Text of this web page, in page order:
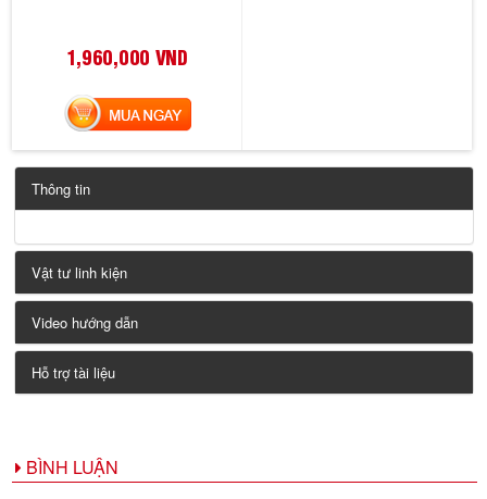
1,960,000 VND
MUA NGAY
Thông tin
Vật tư linh kiện
Video hướng dẫn
Hỗ trợ tài liệu
BÌNH LUẬN